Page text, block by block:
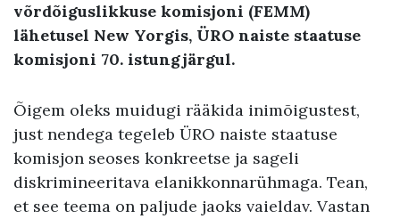
võrdõiguslikkuse komisjoni (FEMM)
lähetusel New Yorgis, ÜRO naiste staatuse
komisjoni 70. istungjärgul.
Õigem oleks muidugi rääkida inimõigustest,
just nendega tegeleb ÜRO naiste staatuse
komisjon seoses konkreetse ja sageli
diskrimineeritava elanikkonnarühmaga. Tean,
et see teema on paljude jaoks vaieldav. Vastan